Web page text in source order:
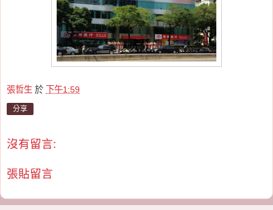
張哲生 於 下午1:59
分享
沒有留言:
張貼留言